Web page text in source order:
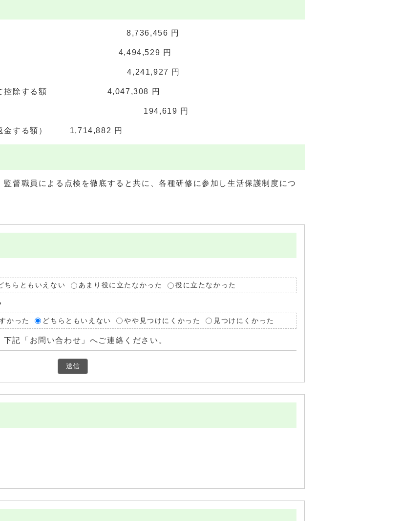
象額 8,736,456 円
求できない額 4,494,529 円
対象額 4,241,927 円
として控除する額 4,047,308 円
分） 194,619 円
返金する額） 1,714,882 円
督職員による点検を徹底すると共に、各種研修に参加し生活保護制度につ
ちらともいえない あまり役に立たなかった 役に立たなかった
かった どちらともいえない やや見つけにくかった 見つけにくかった
記「お問い合わせ」へご連絡ください。